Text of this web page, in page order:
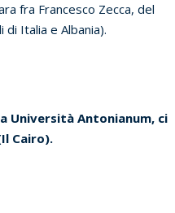
fra Francesco Zecca, del
Italia e Albania).
Università Antonianum, ci
Cairo).